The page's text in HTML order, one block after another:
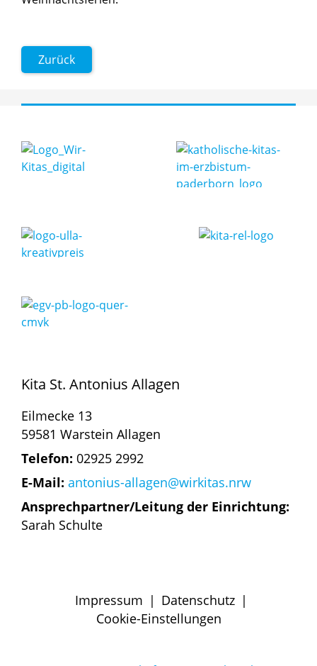
Zurück
Kita St. Antonius Allagen
Eilmecke 13
59581 Warstein Allagen
Telefon: 02925 2992
E-Mail: antonius-allagen@wirkitas.nrw
Ansprechpartner/Leitung der Einrichtung:
Sarah Schulte
Impressum | Datenschutz |
Cookie-Einstellungen